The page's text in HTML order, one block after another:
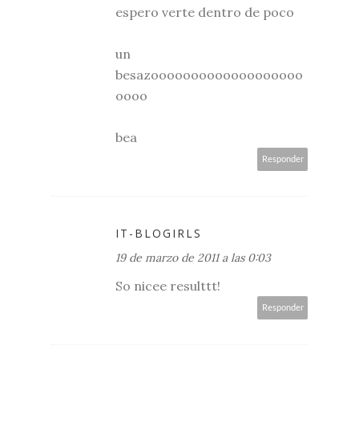
espero verte dentro de poco
un
besazooooooooooooooooooo
oooo
bea
Responder
IT-BLOGIRLS
19 de marzo de 2011 a las 0:03
So nicee resulttt!
Responder